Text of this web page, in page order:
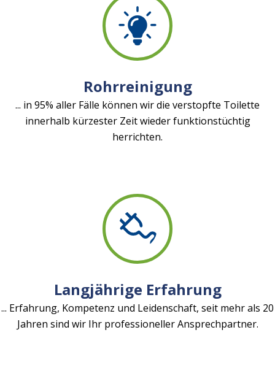
Rohrreinigung
... in 95% aller Fälle können wir die verstopfte Toilette
innerhalb kürzester Zeit wieder funktionstüchtig
herrichten.
Langjährige Erfahrung
... Erfahrung, Kompetenz und Leidenschaft, seit mehr als 20
Jahren sind wir Ihr professioneller Ansprechpartner.